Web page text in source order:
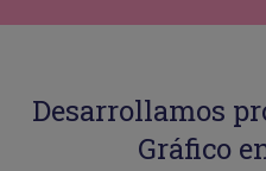
Desarrollamos
Gráfico